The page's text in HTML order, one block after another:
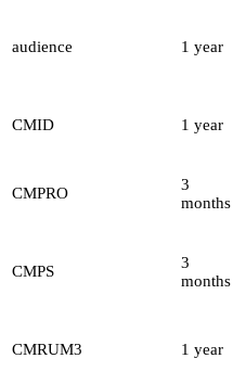
audience 1 year
CMID 1 year
CMPRO
3
months
CMPS
3
months
CMRUM3 1 year